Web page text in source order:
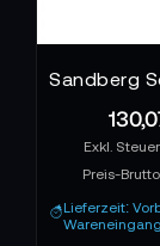
Preis-
Lieferzeit: